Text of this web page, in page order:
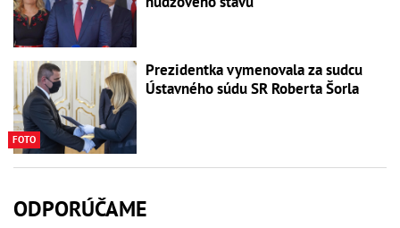
FOTO
Prezidentka vymenovala za sudcu
Ústavného súdu SR Roberta Šorla
ODPORÚČAME